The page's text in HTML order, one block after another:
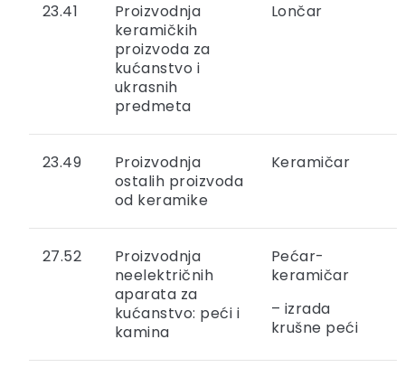
23.41
Proizvodnja
keramičkih
proizvoda za
kućanstvo i
ukrasnih
predmeta
Lončar
23.49
Proizvodnja
ostalih proizvoda
od keramike
Keramičar
27.52
Proizvodnja
neelektričnih
aparata za
kućanstvo: peći i
kamina
Pećar-
keramičar
– izrada
krušne peći